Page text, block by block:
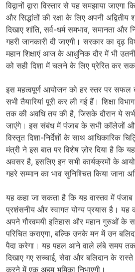
विद्वानों द्वारा विस्तार से यह समझाया
और सिद्धांतों की रक्षा के लिए अपनी
दिखाए शांति, सर्व-धर्म समभाव, समानता और
गहरी जानकारी दी जाएगी। सरकार का दृढ़
महान शिक्षाएं आज के आधुनिक दौर में भी
को सही दिशा में चलने के लिए प्रेरित कर
इस महत्वपूर्ण आयोजन को हर स्तर पर सफल
सभी तैयारियां पूरी कर ली गई हैं। शिक्षा
तक की अवधि तय की है, जिसके दौरान ये
जाएंगे। इस संबंध में पंजाब के सभी कॉलेजों और
विस्तृत दिशा-निर्देशों के साथ आधिकारिक
मंत्री ने इस बात पर विशेष ज़ोर दिया है कि
अवसर है, इसलिए इन सभी कार्यक्रमों के
गहरे सम्मान का भाव सुनिश्चित किया जाना
यह कहा जा सकता है कि यह वास्तव में
प्रशंसनीय और स्वागत योग्य प्रयास है। यह
अपने गौरवमयी इतिहास और महान गुरुओं के
परिचित कराएगा, बल्कि उनके मन में उन
पैदा करेगा। यह पहल आने वाले लंबे समय
दिखाए गए सच्चाई, सेवा और बलिदान के
करने में एक अहम भूमिका निभाएगी।